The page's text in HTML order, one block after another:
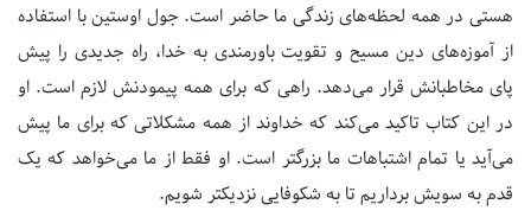
هستی در همه لحظه‌های زندگی ما حاضر است. جول اوستین با استفاده
از آموزه‌های دین مسیح و تقویت باورمندی به خدا، راه جدیدی را پیش
پای مخاطبانش قرار می‌دهد. راهی که برای همه پیمودنش لازم است. او
در این کتاب تاکید می‌کند که خداوند از همه مشکلاتی که برای ما پیش
می‌آید یا تمام اشتباهات ما بزرگتر است. او فقط از ما می‌خواهد که یک
قدم به سویش برداریم تا به شکوفایی نزدیکتر شویم.